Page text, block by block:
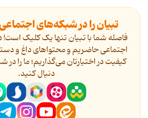
تبیان را در شبکه‌های
فاصله شما با تبیان تنها یک کلیک
اجتماعی حاضریم و محتواهای داغ و
کیفیت در اختیارتان می‌گذاریم؛ ما را
دنیال کنید.